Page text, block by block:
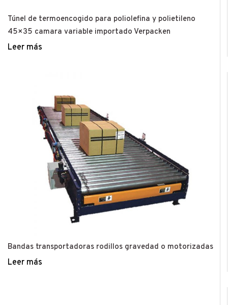
Túnel de termoencogido para poliolefina y polietileno
45×35 camara variable importado Verpacken
Leer más
Bandas transportadoras rodillos gravedad o motorizadas
Leer más